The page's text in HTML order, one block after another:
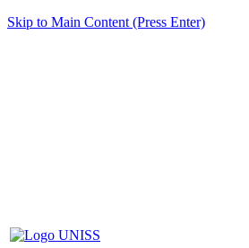
Skip to Main Content (Press Enter)